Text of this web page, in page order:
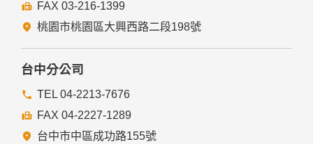
FAX 03-216-1399
桃園市桃園區大興西路二段198號
台中分公司
TEL 04-2213-7676
FAX 04-2227-1289
台中市中區成功路155號